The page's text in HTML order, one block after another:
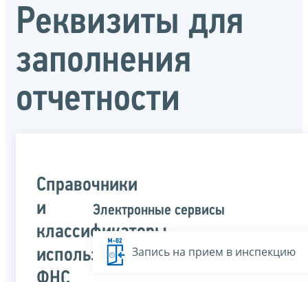
Реквизиты для
заполнения
отчетности
Справочники
и
классификаторы,
используемые
Электронные сервисы
Запись на прием в инспекцию